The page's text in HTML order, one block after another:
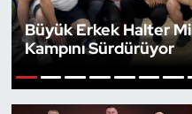
Büyük Erkek Halter
Kampını Sürdürüyor
1 2 3 4 5 6 7
Briç
Buz Hokeyi